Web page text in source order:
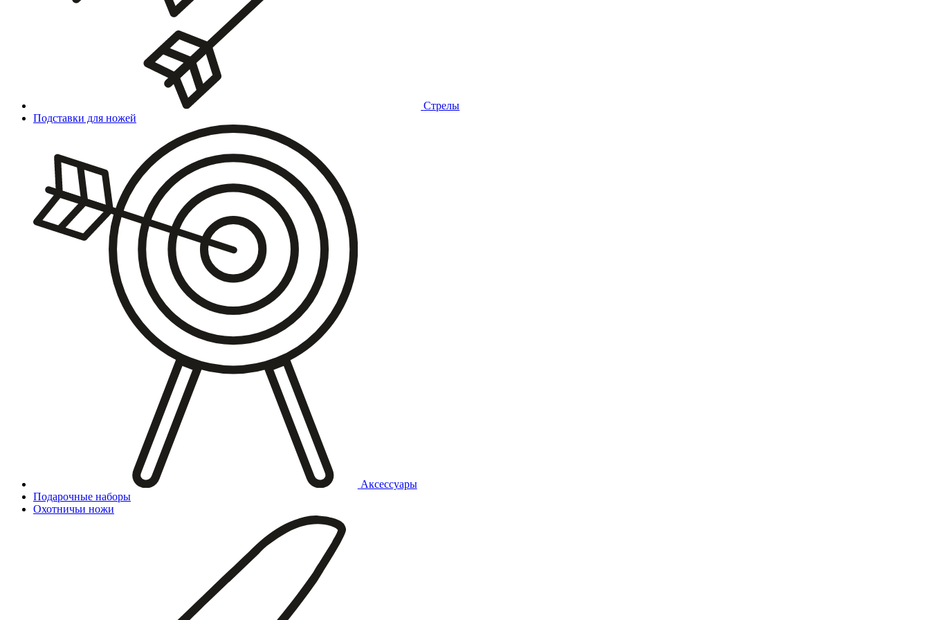
Стрелы
Подставки для ножей
Аксессуары
Подарочные наборы
Охотничьи ножи